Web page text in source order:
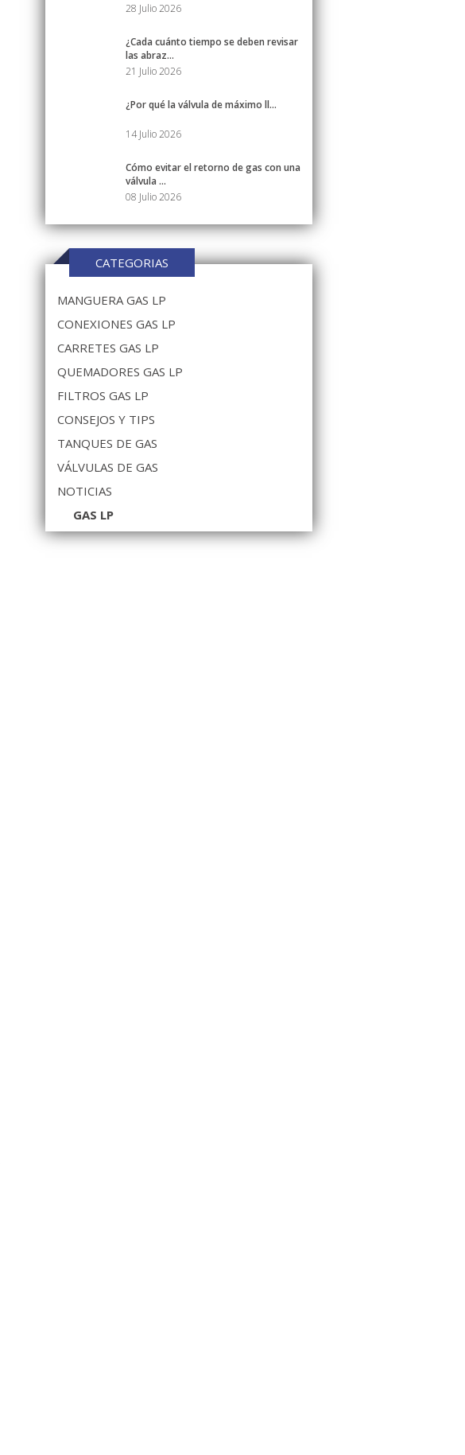
28 Julio 2026
¿Cada cuánto tiempo se deben revisar
las abraz...
21 Julio 2026
¿Por qué la válvula de máximo ll...
14 Julio 2026
Cómo evitar el retorno de gas con una
válvula ...
08 Julio 2026
CATEGORIAS
MANGUERA GAS LP
CONEXIONES GAS LP
CARRETES GAS LP
QUEMADORES GAS LP
FILTROS GAS LP
CONSEJOS Y TIPS
TANQUES DE GAS
VÁLVULAS DE GAS
NOTICIAS
GAS LP